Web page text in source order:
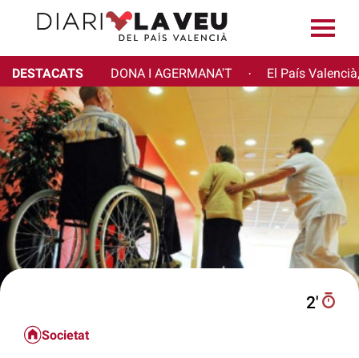
DESTACATS DONA I AGERMANA'T · El País
2′
Societat